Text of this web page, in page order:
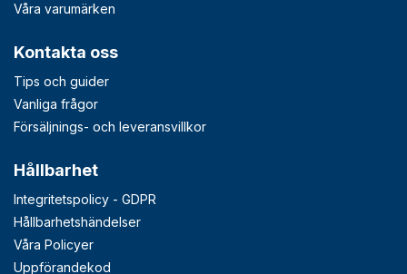
Våra varumärken
Kontakta oss
Tips och guider
Vanliga frågor
Försäljnings- och leveransvillkor
Hållbarhet
Integritetspolicy - GDPR
Hållbarhetshändelser
Våra Policyer
Uppförandekod